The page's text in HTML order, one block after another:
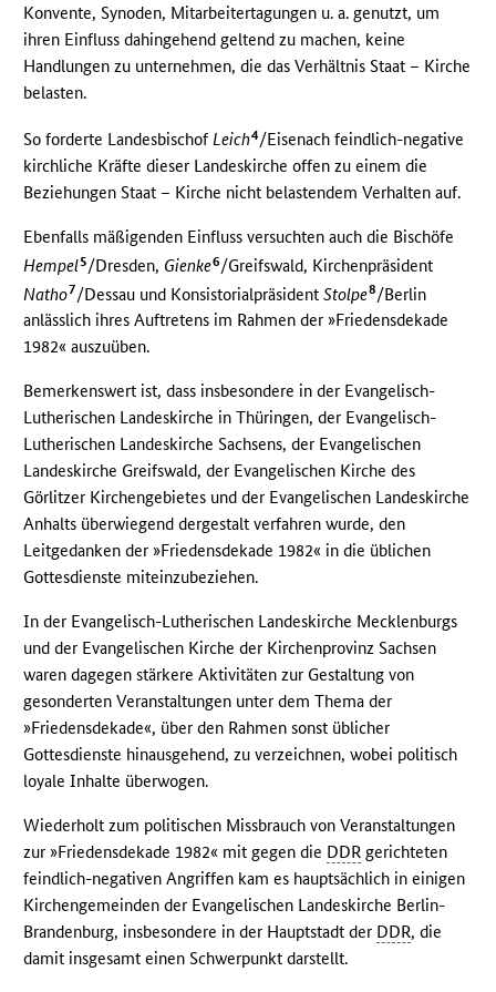
Konvente, Synoden, Mitarbeitertagungen u. a. genutzt, um
ihren Einfluss dahingehend geltend zu machen, keine
Handlungen zu unternehmen, die das Verhältnis Staat – Kirche
belasten.
So forderte Landesbischof Leich4/Eisenach feindlich-negative
kirchliche Kräfte dieser Landeskirche offen zu einem die
Beziehungen Staat – Kirche nicht belastendem Verhalten auf.
Ebenfalls mäßigenden Einfluss versuchten auch die Bischöfe
Hempel5/Dresden, Gienke6/Greifswald, Kirchenpräsident
Natho7/Dessau und KonsistorialpräsidentStolpe8/Berlin
anlässlich ihres Auftretens im Rahmen der »Friedensdekade
1982« auszuüben.
Bemerkenswert ist, dass insbesondere in der Evangelisch-
Lutherischen Landeskirche in Thüringen, der Evangelisch-
Lutherischen Landeskirche Sachsens, der Evangelischen
Landeskirche Greifswald, der Evangelischen Kirche des
Görlitzer Kirchengebietes und der Evangelischen Landeskirche
Anhalts überwiegend dergestalt verfahren wurde, den
Leitgedanken der »Friedensdekade 1982« in die üblichen
Gottesdienste miteinzubeziehen.
In der Evangelisch-Lutherischen Landeskirche Mecklenburgs
und der Evangelischen Kirche der Kirchenprovinz Sachsen
waren dagegen stärkere Aktivitäten zur Gestaltung von
gesonderten Veranstaltungen unter dem Thema der
»Friedensdekade«, über den Rahmen sonst üblicher
Gottesdienste hinausgehend, zu verzeichnen, wobei politisch
loyale Inhalte überwogen.
Wiederholt zum politischen Missbrauch von Veranstaltungen
zur »Friedensdekade 1982« mit gegen die DDR gerichteten
feindlich-negativen Angriffen kam es hauptsächlich in einigen
Kirchengemeinden der Evangelischen Landeskirche Berlin-
Brandenburg, insbesondere in der Hauptstadt der DDR, die
damit insgesamt einen Schwerpunkt darstellt.